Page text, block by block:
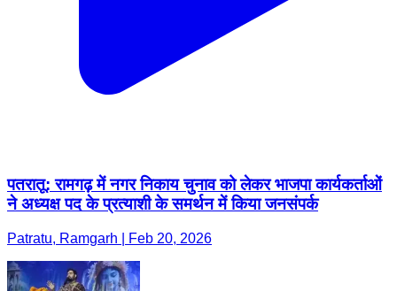
पतरातू: रामगढ़ में नगर निकाय चुनाव को लेकर भाजपा कार्यकर्ताओं
ने अध्यक्ष पद के प्रत्याशी के समर्थन में किया जनसंपर्क
Patratu, Ramgarh | Feb 20, 2026